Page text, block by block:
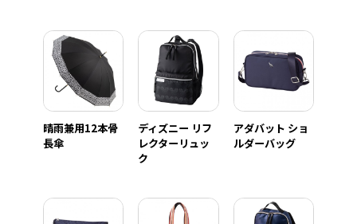
晴雨兼用12本骨
長傘
ディズニー リフ
レクターリュッ
ク
アダバット ショ
ルダーバッグ